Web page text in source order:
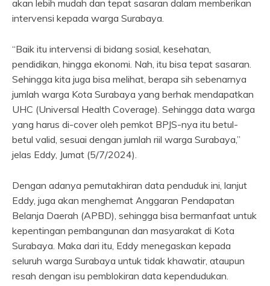
akan lebih mudah dan tepat sasaran dalam memberikan
intervensi kepada warga Surabaya.
“Baik itu intervensi di bidang sosial, kesehatan,
pendidikan, hingga ekonomi. Nah, itu bisa tepat sasaran.
Sehingga kita juga bisa melihat, berapa sih sebenarnya
jumlah warga Kota Surabaya yang berhak mendapatkan
UHC (Universal Health Coverage). Sehingga data warga
yang harus di-cover oleh pemkot BPJS-nya itu betul-
betul valid, sesuai dengan jumlah riil warga Surabaya,”
jelas Eddy, Jumat (5/7/2024).
Dengan adanya pemutakhiran data penduduk ini, lanjut
Eddy, juga akan menghemat Anggaran Pendapatan
Belanja Daerah (APBD), sehingga bisa bermanfaat untuk
kepentingan pembangunan dan masyarakat di Kota
Surabaya. Maka dari itu, Eddy menegaskan kepada
seluruh warga Surabaya untuk tidak khawatir, ataupun
resah dengan isu pemblokiran data kependudukan.